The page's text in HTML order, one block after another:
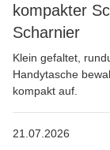
kompakter
Scharnier
Klein gefaltet,
Handytasche
kompakt auf.
21.07.2026